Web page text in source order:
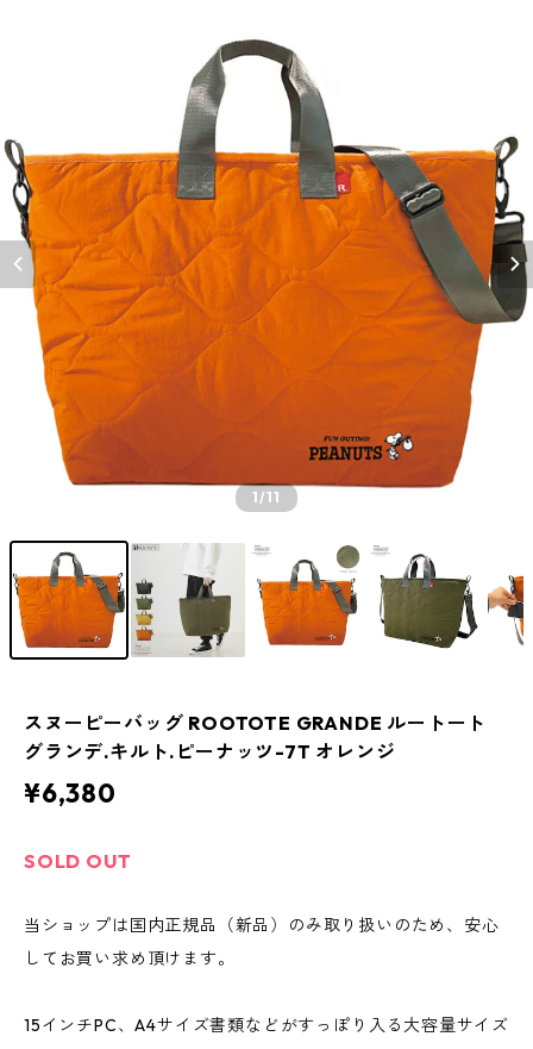
1/11
スヌーピーバッグ ROOTOTE GRANDE ルートート
グランデ.キルト.ピーナッツ-7T オレンジ
¥6,380
SOLD OUT
当ショップは国内正規品（新品）のみ取り扱いのため、安心
してお買い求め頂けます。
15インチPC、A4サイズ書類などがすっぽり入る大容量サイズ